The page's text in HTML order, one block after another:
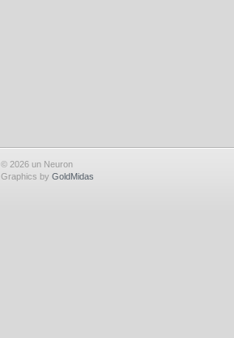
© 2026 un Neuron
Graphics by GoldMidas